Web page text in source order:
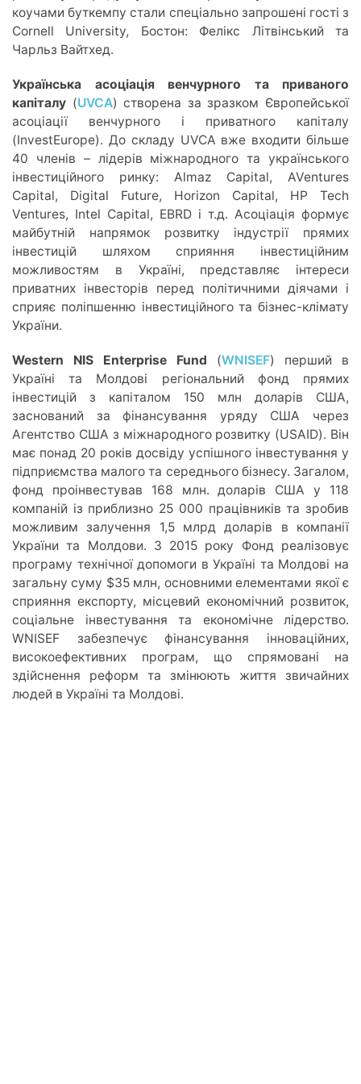
коучами буткемпу стали спеціально запрошені гості з
Cornell University, Бостон: Фелікс Літвінський та
Чарльз Вайтхед.
Українська асоціація венчурного та приваного
капіталу (UVCA) створена за зразком Європейської
асоціації венчурного і приватного капіталу
(InvestEurope). До складу UVCA вже входити більше
40 членів – лідерів міжнародного та українського
інвестиційного ринку: Almaz Capital, AVentures
Capital, Digital Future, Horizon Capital, HP Tech
Ventures, Intel Capital, EBRD і т.д. Асоціація формує
майбутній напрямок розвитку індустрії прямих
інвестицій шляхом сприяння інвестиційним
можливостям в Україні, представляє інтереси
приватних інвесторів перед політичними діячами і
сприяє поліпшенню інвестиційного та бізнес-клімату
України.
Western NIS Enterprise Fund (WNISEF) перший в
Україні та Молдові регіональний фонд прямих
інвестицій з капіталом 150 млн доларів США,
заснований за фінансування уряду США через
Агентство США з міжнародного розвитку (USAID). Він
має понад 20 років досвіду успішного інвестування у
підприємства малого та середнього бізнесу. Загалом,
фонд проінвестував 168 млн. доларів США у 118
компаній із приблизно 25 000 працівників та зробив
можливим залучення 1,5 млрд доларів в компанії
України та Молдови. З 2015 року Фонд реалізовує
програму технічної допомоги в Україні та Молдові на
загальну суму $35 млн, основними елементами якої є
сприяння експорту, місцевий економічний розвиток,
соціальне інвестування та економічне лідерство.
WNISEF забезпечує фінансування інноваційних,
високоефективних програм, що спрямовані на
здійснення реформ та змінюють життя звичайних
людей в Україні та Молдові.